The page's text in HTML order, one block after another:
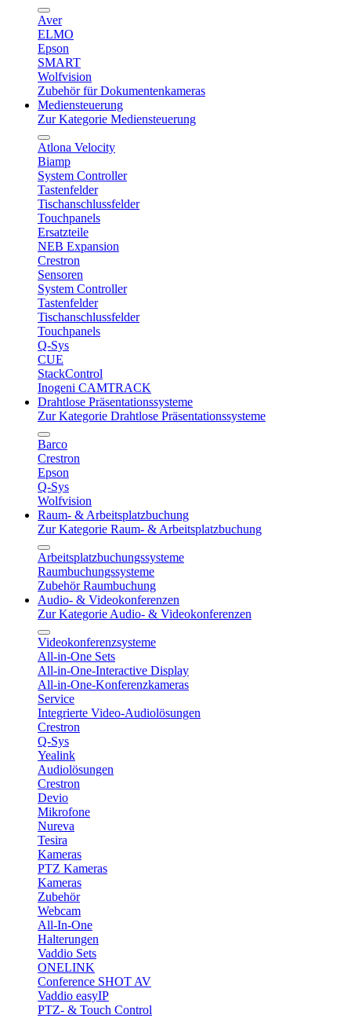
Aver
ELMO
Epson
SMART
Wolfvision
Zubehör für Dokumentenkameras
Mediensteuerung
Zur Kategorie Mediensteuerung
Atlona Velocity
Biamp
System Controller
Tastenfelder
Tischanschlussfelder
Touchpanels
Ersatzteile
NEB Expansion
Crestron
Sensoren
System Controller
Tastenfelder
Tischanschlussfelder
Touchpanels
Q-Sys
CUE
StackControl
Inogeni CAMTRACK
Drahtlose Präsentationssysteme
Zur Kategorie Drahtlose Präsentationssysteme
Barco
Crestron
Epson
Q-Sys
Wolfvision
Raum- & Arbeitsplatzbuchung
Zur Kategorie Raum- & Arbeitsplatzbuchung
Arbeitsplatzbuchungssysteme
Raumbuchungssysteme
Zubehör Raumbuchung
Audio- & Videokonferenzen
Zur Kategorie Audio- & Videokonferenzen
Videokonferenzsysteme
All-in-One Sets
All-in-One-Interactive Display
All-in-One-Konferenzkameras
Service
Integrierte Video-Audiolösungen
Crestron
Q-Sys
Yealink
Audiolösungen
Crestron
Devio
Mikrofone
Nureva
Tesira
Kameras
PTZ Kameras
Kameras
Zubehör
Webcam
All-In-One
Halterungen
Vaddio Sets
ONELINK
Conference SHOT AV
Vaddio easyIP
PTZ- & Touch Control